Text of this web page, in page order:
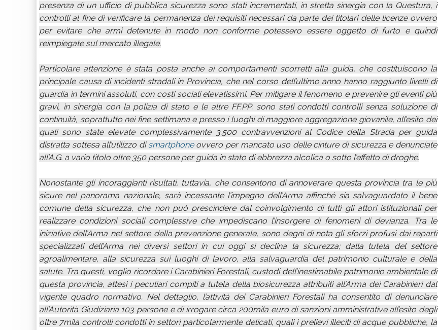
presenza di un ufficio di pubblica sicurezza sono stati incrementati, in stretta sinergia con la Questura, i
controlli al fine di verificare la permanenza dei requisiti necessari da parte dei titolari delle licenze ovvero
per evitare che armi detenute in modo non conforme potessero essere oggetto di furto e quindi
reimpiegate sul mercato illegale.
Particolare attenzione è stata posta anche ai comportamenti scorretti alla guida, che costituiscono la
principale causa di incidenti stradali in Provincia, che nel corso dell’ultimo anno hanno raggiunto livelli di
guardia in termini assoluti, con costi sociali elevatissimi. Per mitigare il fenomeno e prevenire gli eventi più
gravi, in sinergia con la polizia di stato e le altre FF.PP. sono stati condotti controlli senza soluzione di
continuità, soprattutto nei fine settimana e presso i luoghi di maggiore aggregazione giovanile, all’esito dei
quali sono state elevate complessivamente 3.500 contravvenzioni al Codice della Strada per guida
distratta sottesa all’utilizzo di smartphoneovvero per mancato uso delle cinture di sicurezza e denunciate
all’A.G. a vario titolo oltre 350 persone per guida in stato di ebbrezza alcolica o sotto l’effetto di droghe.
Nonostante gli incoraggianti risultati, tuttavia, che consentono di annoverare questa provincia tra le più
sicure nel panorama nazionale, sarà incessante l’impegno dell’Arma affinché sia salvaguardato il bene
comune della sicurezza, che non può prescindere dal coinvolgimento di tutti gli attori istituzionali per
realizzare condizioni sociali complessive che impediscano l’insorgere di fenomeni di devianza. Tra le
iniziative dell’Arma nel settore della prevenzione generale, sono degni di nota gli sforzi profusi dai reparti
specializzati dell’Arma nei diversi settori in cui oggi si declina la sicurezza; dalla tutela del settore
agroalimentare, alla sicurezza sui luoghi di lavoro, alla salvaguardia del patrimonio culturale e della
salute. Tra questi, voglio ricordare i Carabinieri Forestali, custodi dell’inestimabile patrimonio ambientale di
questa provincia, attesi i peculiari compiti a tutela della biosicurezza attribuiti all’Arma dei Carabinieri dal
vigente quadro normativo. Nel dettaglio, l’attività dei Carabinieri Forestali ha consentito di denunciare
all’Autorità Giudiziaria 103 persone e di irrogare circa 200mila euro di sanzioni amministrative all’esito degli
oltre 7mila controlli condotti in settori particolarmente delicati, quali i prelievi illeciti di acque pubbliche, la